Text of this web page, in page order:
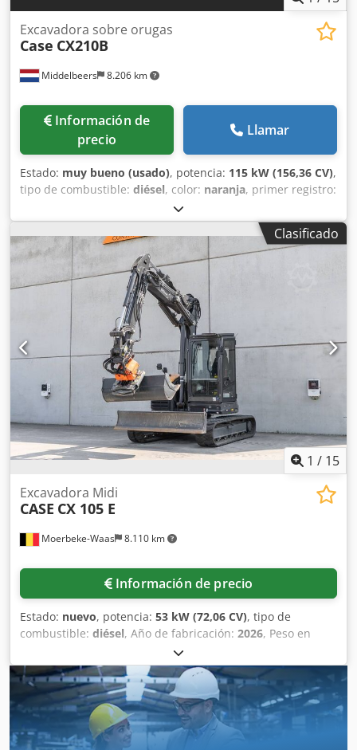
Middelbeers 8.206 km
Excavadora sobre orugas
Case CX210B
Información de
precio
Llamar
Estado: muy bueno (usado), potencia: 115 kW (156,36 CV),
tipo de combustible: diésel, color: naranja, primer registro:
, Año de fabricación:2012
funcionamiento:15.109 h, Información general Año del
modelo: 2012 Número de serie: DCH210R5NCEAH2500
Información técnica Número de cilindros: 4 Peso en vacío:
22.600 kg Funcionalidad Anchura de trabajo: 300 cm
Marcado CE: sí Estado Estado técnico: muy bueno Estado
visual: muy bueno Dkjdpfx Aoy En Ndshuer Información
financiera Precio: A consultar Garantía Garantía: De primer
propietario, historial de mantenimiento completo, ¡listo
para trabajar de inmediato! - 80 % sistema de cadenas -
Incluye 3 cucharas: 1300 mm, 450 mm y 2000 mm cuchara
niveladora - Opcional con sistema TOPCON 3D de 2021
Clasificado
1 / 15
Moerbeke-Waas 8.110 km
Excavadora Midi
CASE CX 105 E
Información de precio
Estado: nuevo, potencia: 53 kW (72,06 CV), tipo de
combustible: diésel, Año de fabricación: 2026, Peso en
vacío: 9.780 kg. Póngase en contacto con el departamento
de ventas de KEY-TEC para obtener más información.
Dkodpozrrw Ajfx Ahusr